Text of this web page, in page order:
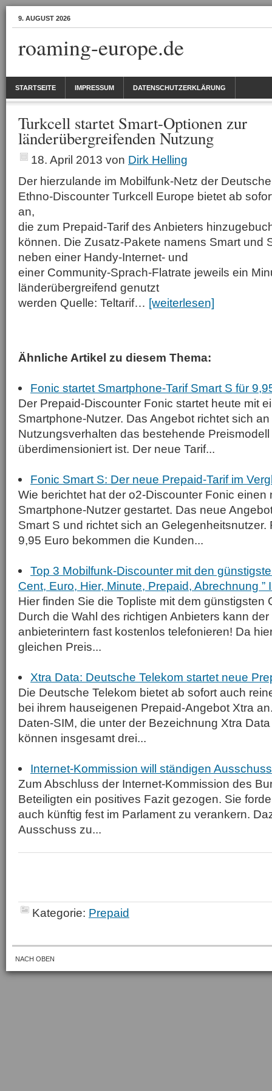
9. AUGUST 2026
roaming-europe.de
STARTSEITE IMPRESSUM DATENSCHUTZERKLÄRUNG
Turkcell startet Smart-Optionen zur
länderübergreifenden Nutzung
18. April 2013 von Dirk Helling
Der hierzulande im Mobilfunk-Netz der
Ethno-Discounter Turkcell Europe bietet ab
an,
die zum Prepaid-Tarif des Anbieters
können. Die Zusatz-Pakete namens Smart und
neben einer Handy-Internet- und
einer Community-Sprach-Flatrate jeweils ein
länder­übergreifend genutzt
werden Quelle: Teltarif… [weiterlesen]
Ähnliche Artikel zu diesem Thema:
Fonic startet Smartphone-Tarif Smart S für
Der Prepaid-Discounter Fonic startet heute mit
Smartphone-Nutzer. Das Angebot richtet sich
Nutzungsverhalten das bestehende
überdimensioniert ist. Der neue Tarif...
Fonic Smart S: Der neue Prepaid-Tarif im
Wie berichtet hat der o2-Discounter Fonic einen
Smartphone-Nutzer gestartet. Das neue
Smart S und richtet sich an Gelegenheitsnutzer.
9,95 Euro bekommen die Kunden...
Top 3 Mobilfunk-Discounter mit den
Cent, Euro, Hier, Minute, Prepaid, Abrechnung ”
Hier finden Sie die Topliste mit dem günstigsten
Durch die Wahl des richtigen Anbieters kann
anbieterintern fast kostenlos telefonieren! Da
gleichen Preis...
Xtra Data: Deutsche Telekom startet neue
Die Deutsche Telekom bietet ab sofort auch
bei ihrem hauseigenen Prepaid-Angebot Xtra
Daten-SIM, die unter der Bezeichnung Xtra
können insgesamt drei...
Internet-Kommission will ständigen
Zum Abschluss der Internet-Kommission des
Beteiligten ein positives Fazit gezogen. Sie
auch künftig fest im Parlament zu verankern.
Ausschuss zu...
Kategorie: Prepaid
NACH OBEN